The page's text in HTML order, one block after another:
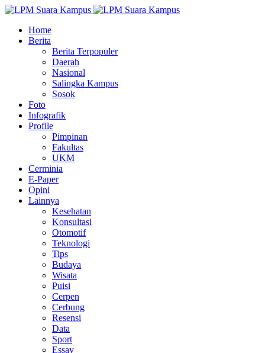
Home
Berita
Berita Terpopuler
Daerah
Nasional
Salingka Kampus
Sosok
Foto
Infografik
Profile
Pimpinan
Fakultas
UKM
Cerminia
E-Paper
Opini
Lainnya
Kesehatan
Konsultasi
Otomotif
Teknologi
Tips
Budaya
Wisata
Puisi
Cerpen
Cerbung
Resensi
Data
Sport
Essay